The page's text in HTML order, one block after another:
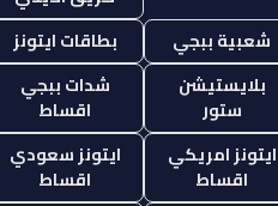
شعبية ببجي
بطاقات ايتونز
بلايستيشن
ستور
شدات ببجي
اقساط
ايتونز امريكي
اقساط
ايتونز سعودي
اقساط